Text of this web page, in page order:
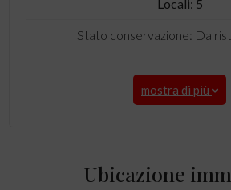
Locali: 5
Stato conservazione: Da
mostra di più
Ubicazione